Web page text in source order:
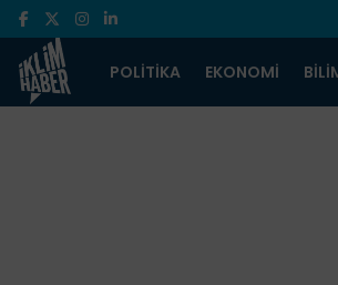
POLITIKA EKONOMI